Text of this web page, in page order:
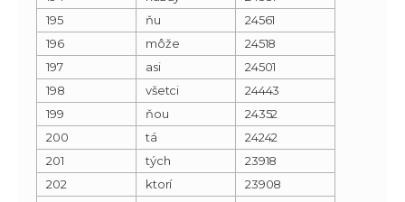
195
ňu
24561
196
môže
24518
197
asi
24501
198
všetci
24443
199
ňou
24352
200
tá
24242
201
tých
23918
202
ktorí
23908